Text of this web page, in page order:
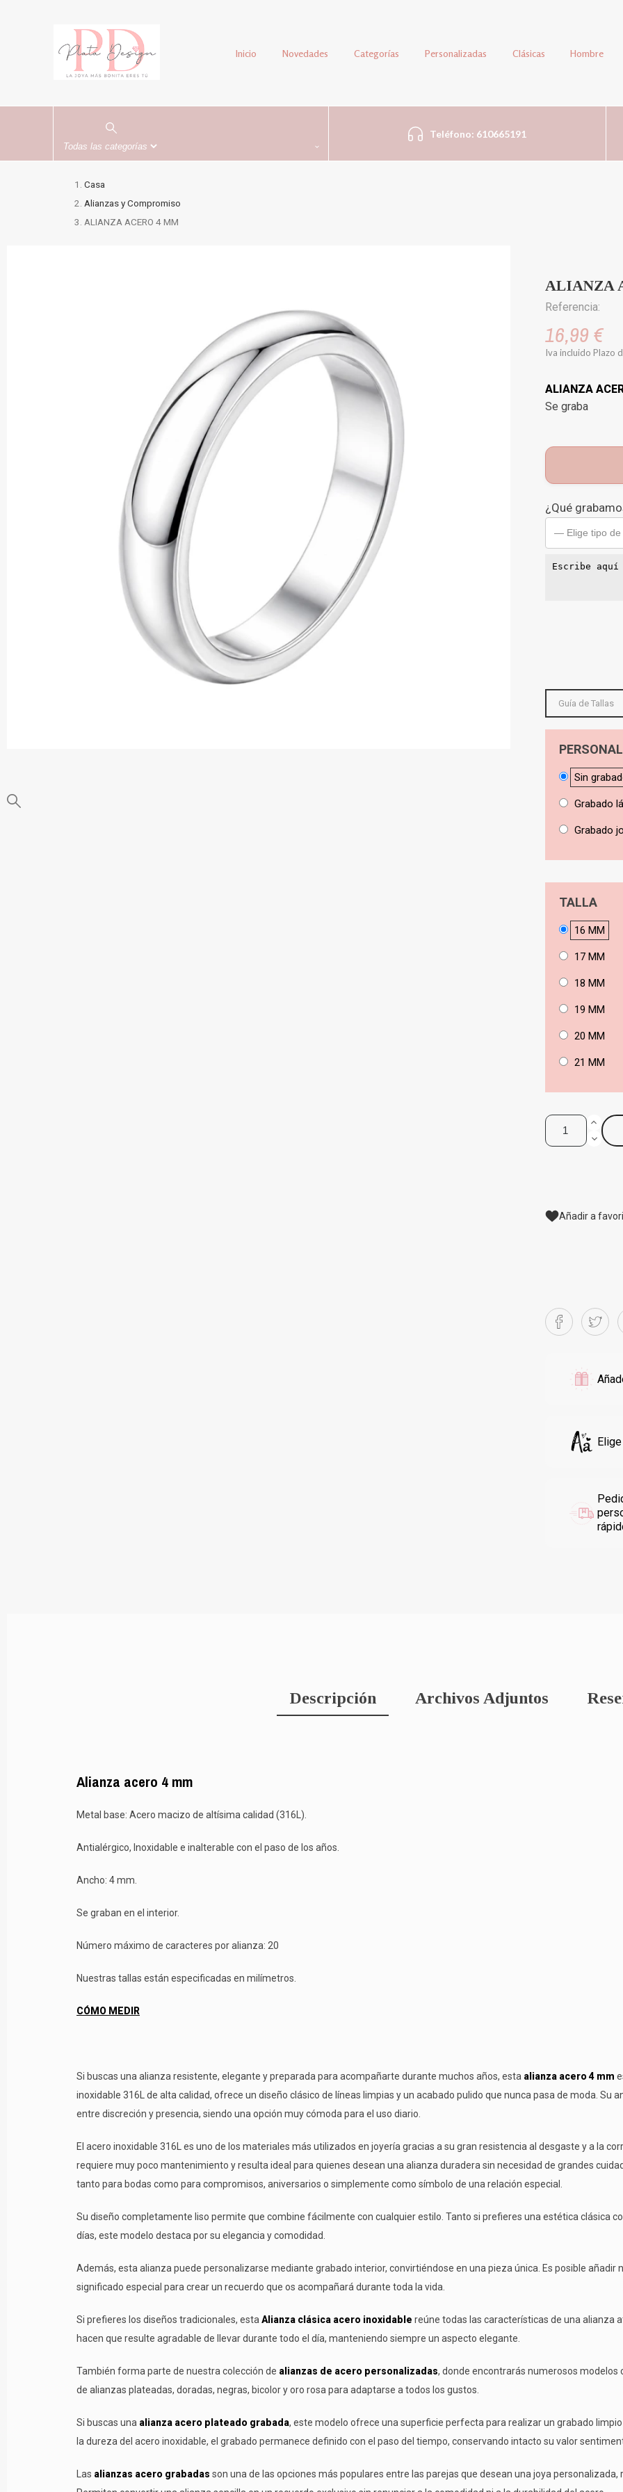
Inicio Novedades Categorías Personalizadas Clásicas Hombre
Teléfono: 610665191
Casa
Alianzas y Compromiso
ALIANZA ACERO 4 MM
ALIANZA
Referencia:
16,99 €
Iva incluido Plazo
ALIANZA
Se graba
¿Qué
— Elige tipo
Guía de Tallas
Sin
Grabado
Grabado
TALLA
16 MM
17 MM
18 MM
19 MM
20 MM
21 MM
Añadir a
Descripción Archivos Adjuntos
Alianza acero 4 mm
Metal base: Acero macizo de altísima calidad (316L).
Antialérgico, Inoxidable e inalterable con el paso de los años.
Ancho: 4 mm.
Se graban en el interior.
Número máximo de caracteres por alianza: 20
Nuestras tallas están especificadas en milímetros.
CÓMO MEDIR
Si buscas una alianza resistente, elegante y preparada para acompañarte durante muchos años, esta alianza acero 4 mm
inoxidable 316L de alta calidad, ofrece un diseño clásico de líneas limpias y un acabado pulido que nunca pasa de moda.
entre discreción y presencia, siendo una opción muy cómoda para el uso diario.
El acero inoxidable 316L es uno de los materiales más utilizados en joyería gracias a su gran resistencia al desgaste y a la
requiere muy poco mantenimiento y resulta ideal para quienes desean una alianza duradera sin necesidad de grandes
tanto para bodas como para compromisos, aniversarios o simplemente como símbolo de una relación especial.
Su diseño completamente liso permite que combine fácilmente con cualquier estilo. Tanto si prefieres una estética clásica
días, este modelo destaca por su elegancia y comodidad.
Además, esta alianza puede personalizarse mediante grabado interior, convirtiéndose en una pieza única. Es posible añadir
significado especial para crear un recuerdo que os acompañará durante toda la vida.
Si prefieres los diseños tradicionales, estaAlianza clásica acero inoxidable reúne todas las características de una alianza
hacen que resulte agradable de llevar durante todo el día, manteniendo siempre un aspecto elegante.
También forma parte de nuestra colección de alianzas de acero personalizadas, donde encontrarás numerosos modelos
de alianzas plateadas, doradas, negras, bicolor y oro rosa para adaptarse a todos los gustos.
Si buscas una alianza acero plateado grabada, este modelo ofrece una superficie perfecta para realizar un grabado
la dureza del acero inoxidable, el grabado permanece definido con el paso del tiempo, conservando intacto su valor
Las alianzas acero grabadas son una de las opciones más populares entre las parejas que desean una joya